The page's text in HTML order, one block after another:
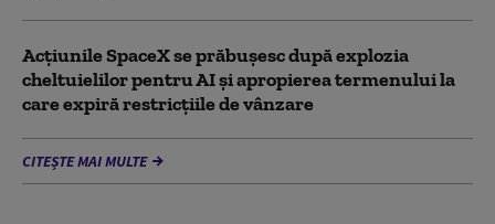
Acţiunile SpaceX se prăbuşesc după explozia
cheltuielilor pentru AI şi apropierea termenului la
care expiră restricţiile de vânzare
CITEȘTE MAI MULTE